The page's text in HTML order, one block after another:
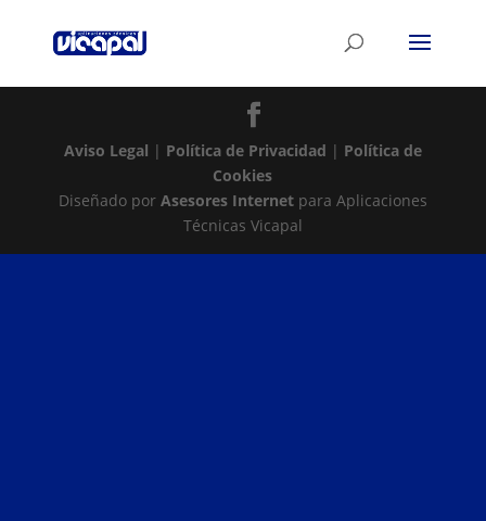
Aviso Legal | Política de Privacidad | Política de
Cookies
Diseñado por Asesores Internetpara Aplicaciones
Técnicas Vicapal